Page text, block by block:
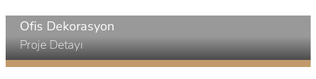
Ofis Dekorasyon
Proje Detayı